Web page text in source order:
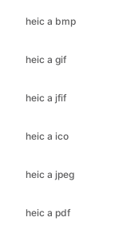
heic a ico
heic a jpeg
heic a jpg
heic a png